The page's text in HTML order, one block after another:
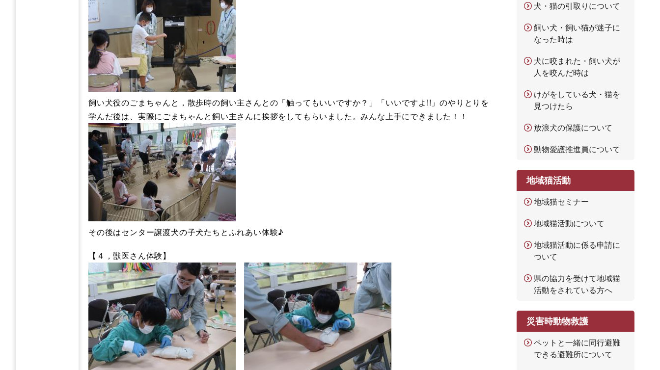
飼い犬役のごまちゃんと，散歩時の飼い主さんとの「触ってもいいですか？」「いいですよ!!」のやりとりを
学んだ後は、実際にごまちゃんと飼い主さんに挨拶をしてもらいました。みんな上手にできました！！
その後はセンター譲渡犬の子犬たちとふれあい体験♪
【４，獣医さん体験】
犬・猫の引取りについて
飼い犬・飼い猫が迷子に
なった時は
犬に咬まれた・飼い犬が
人を咬んだ時は
けがをしている犬・猫を
見つけたら
放浪犬の保護について
動物愛護推進員について
地域猫活動
地域猫セミナー
地域猫活動について
地域猫活動に係る申請に
ついて
県の協力を受けて地域猫
活動をされている方へ
災害時動物救護
ペットと一緒に同行避難
できる避難所について